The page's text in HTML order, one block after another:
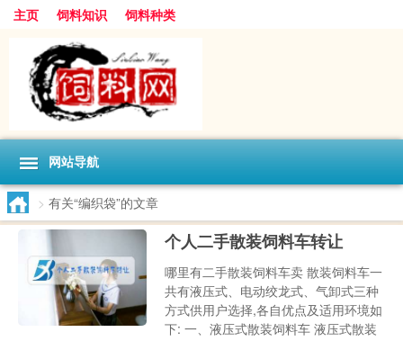
主页 饲料知识 饲料种类
网站导航
> 有关“编织袋”的文章
个人二手散装饲料车转让
哪里有二手散装饲料车卖 散装饲料车一
共有液压式、电动绞龙式、气卸式三种
方式供用户选择,各自优点及适用环境如
下: 一、液压式散装饲料车 液压式散装